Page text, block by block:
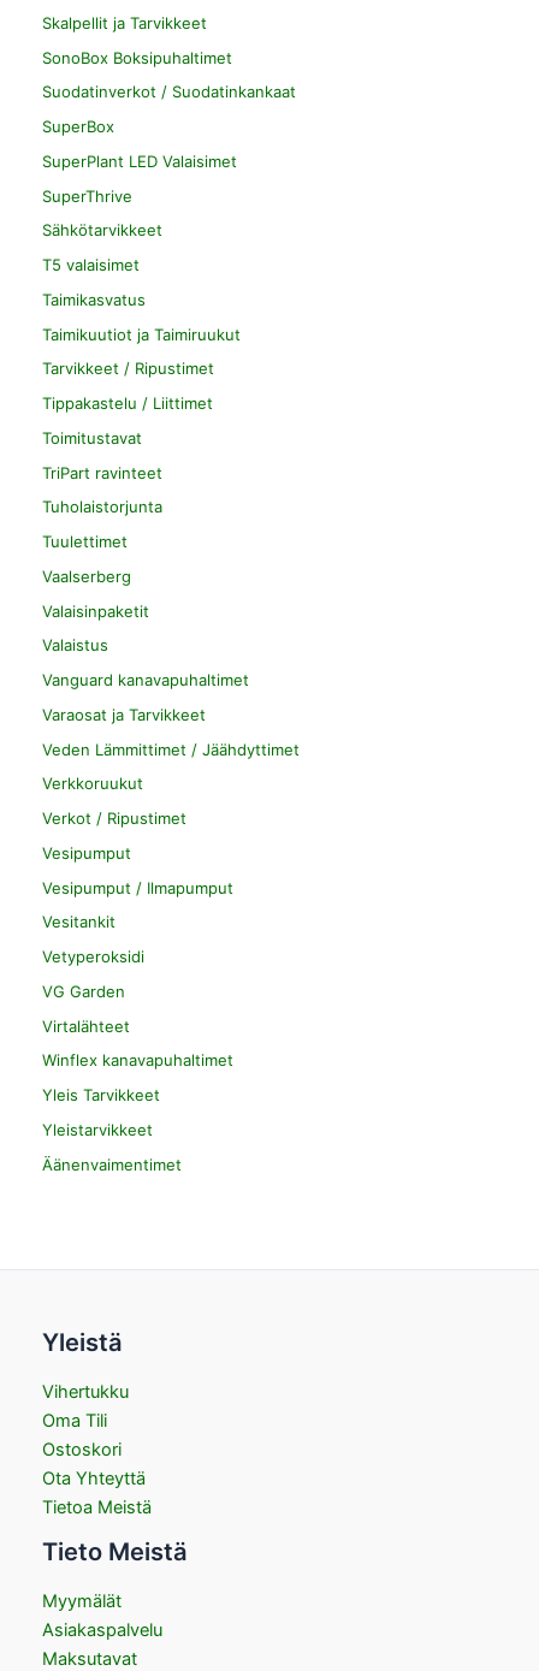
Skalpellit ja Tarvikkeet
SonoBox Boksipuhaltimet
Suodatinverkot / Suodatinkankaat
SuperBox
SuperPlant LED Valaisimet
SuperThrive
Sähkötarvikkeet
T5 valaisimet
Taimikasvatus
Taimikuutiot ja Taimiruukut
Tarvikkeet / Ripustimet
Tippakastelu / Liittimet
Toimitustavat
TriPart ravinteet
Tuholaistorjunta
Tuulettimet
Vaalserberg
Valaisinpaketit
Valaistus
Vanguard kanavapuhaltimet
Varaosat ja Tarvikkeet
Veden Lämmittimet / Jäähdyttimet
Verkkoruukut
Verkot / Ripustimet
Vesipumput
Vesipumput / Ilmapumput
Vesitankit
Vetyperoksidi
VG Garden
Virtalähteet
Winflex kanavapuhaltimet
Yleis Tarvikkeet
Yleistarvikkeet
Äänenvaimentimet
Yleistä
Vihertukku
Oma Tili
Ostoskori
Ota Yhteyttä
Tietoa Meistä
Tieto Meistä
Myymälät
Asiakaspalvelu
Maksutavat